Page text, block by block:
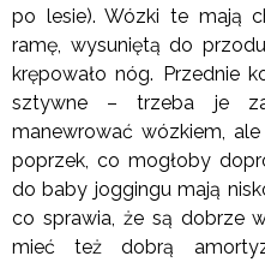
po lesie). Wózki te mają
ramę, wysuniętą do
krępowało nóg. Przednie
sztywne – trzeba je
manewrować wózkiem,
poprzek, co mogłoby
do baby joggingu mają
co sprawia, że są dobrze
mieć też dobrą